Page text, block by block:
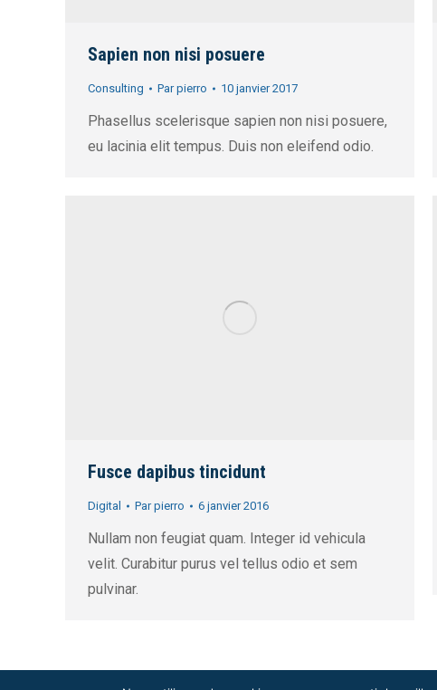
Sapien non nisi posuere
Consulting Parpierro 10 janvier 2017
Phasellus scelerisque sapien non nisi posuere,
eu lacinia elit tempus. Duis non eleifend odio.
Fusce dapibus tincidunt
Digital Parpierro 6 janvier 2016
Nullam non feugiat quam. Integer id vehicula
velit. Curabitur purus vel tellus odio et sem
pulvinar.